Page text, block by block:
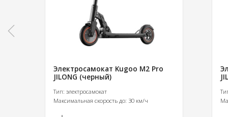
Электросамокат Kugoo M2 Pro
JILONG (черный)
Тип: электросамокат
Максимальная скорость до: 30 км/ч